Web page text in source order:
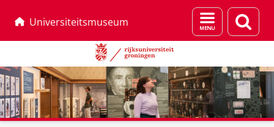
Universiteitsmuseum
Menu
en